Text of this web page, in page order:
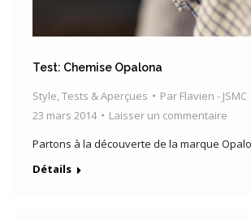
Test: Chemise Opalona
Style,Tests & Aperçues Par Flavien - JSMC
23 mars 2014
Laisser un commentaire
Partons à la découverte de la marque
Détails